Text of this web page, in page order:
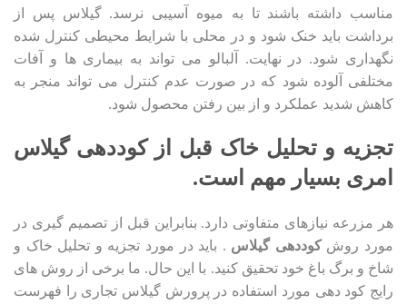
مناسب داشته باشند تا به میوه آسیبی نرسد. گیلاس پس از
برداشت باید خنک شود و در محلی با شرایط محیطی کنترل شده
نگهداری شود. در نهایت. آلبالو می تواند به بیماری ها و آفات
مختلفی آلوده شود که در صورت عدم کنترل می تواند منجر به
کاهش شدید عملکرد و از بین رفتن محصول شود.
تجزیه و تحلیل خاک قبل از کوددهی گیلاس
امری بسیار مهم است.
هر مزرعه نیازهای متفاوتی دارد. بنابراین قبل از تصمیم گیری در
مورد روشکوددهی گیلاس . باید در مورد تجزیه و تحلیل خاک و
شاخ و برگ باغ خود تحقیق کنید. با این حال. ما برخی از روش های
رایج کود دهی مورد استفاده در پرورش گیلاس تجاری را فهرست